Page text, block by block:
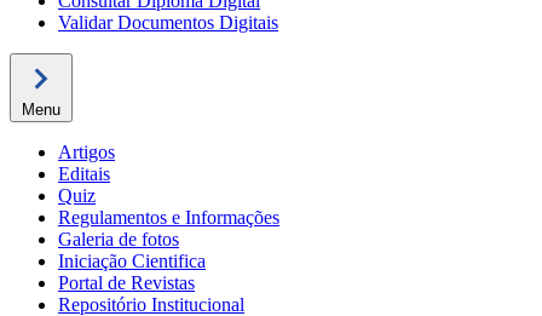
Validar Documentos Digitais
Menu
Artigos
Editais
Quiz
Regulamentos e Informações
Galeria de fotos
Iniciação Cientifica
Portal de Revistas
Repositório Institucional